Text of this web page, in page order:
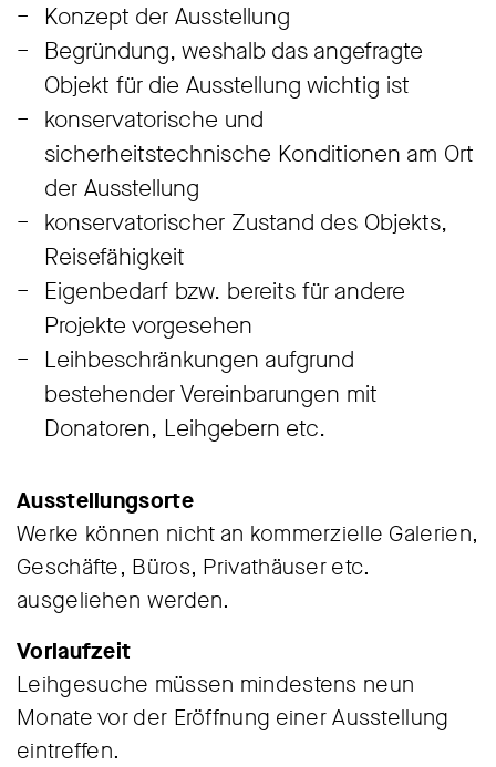
Konzept der Ausstellung
Begründung, weshalb das angefragte
Objekt für die Ausstellung wichtig ist
konservatorische und
sicherheitstechnische Konditionen am Ort
der Ausstellung
konservatorischer Zustand des Objekts,
Reisefähigkeit
Eigenbedarf bzw. bereits für andere
Projekte vorgesehen
Leihbeschränkungen aufgrund
bestehender Vereinbarungen mit
Donatoren, Leihgebern etc.
Ausstellungsorte
Werke können nicht an kommerzielle Galerien,
Geschäfte, Büros, Privathäuser etc.
ausgeliehen werden.
Vorlaufzeit
Leihgesuche müssen mindestens neun
Monate vor der Eröffnung einer Ausstellung
eintreffen.